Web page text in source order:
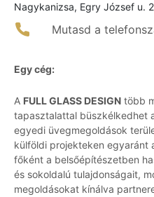
Nagykanizsa, Egry József u.
Mutasd a
Egy cég:
A FULL GLASS DESIGN több
tapasztalattal büszkélkedhet
egyedi üvegmegoldások
külföldi projekteken egyaránt
főként a belsőépítészetben
és sokoldalú tulajdonságait,
megoldásokat kínálva